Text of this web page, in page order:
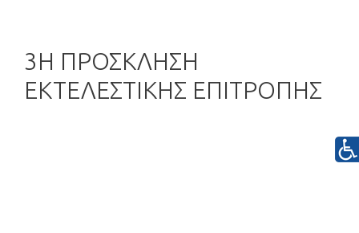
3Η ΠΡΟΣΚΛΗΣΗ
ΕΚΤΕΛΕΣΤΙΚΗΣ ΕΠΙΤΡΟΠΗΣ